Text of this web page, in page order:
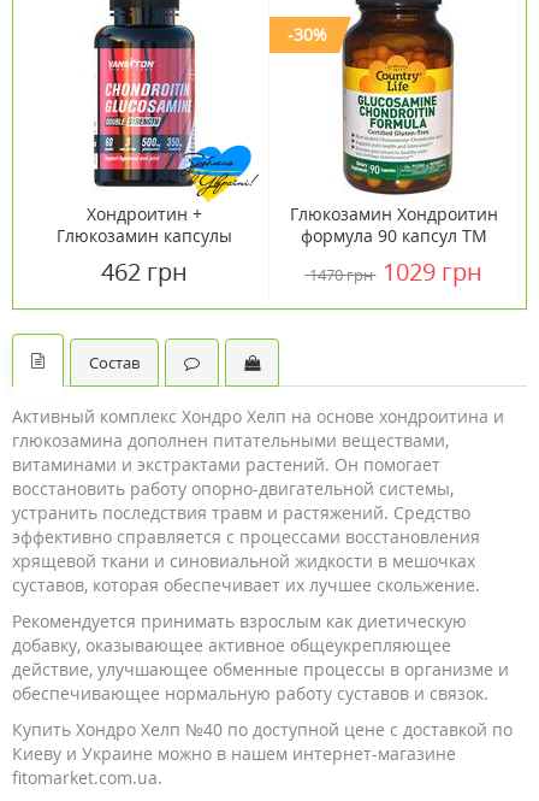
Хондроитин +
Глюкозамин капсулы
Vansiton
462 грн
-30%
Глюкозамин Хондроитин
формула 90 капсул ТМ
Life
1470 грн 1029 грн
Состав
Активный комплекс Хондро Хелп на основе хондроитина и
глюкозамина дополнен питательными веществами,
витаминами и экстрактами растений. Он помогает
восстановить работу опорно-двигательной системы,
устранить последствия травм и растяжений. Средство
эффективно справляется с процессами восстановления
хрящевой ткани и синовиальной жидкости в мешочках
суставов, которая обеспечивает их лучшее скольжение.
Рекомендуется принимать взрослым как диетическую
добавку, оказывающее активное общеукрепляющее
действие, улучшающее обменные процессы в организме и
обеспечивающее нормальную работу суставов и связок.
Купить Хондро Хелп №40 по доступной цене с доставкой по
Киеву и Украине можно в нашем интернет-магазине
fitomarket.com.ua.